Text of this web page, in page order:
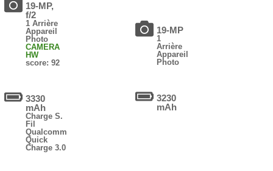
19-MP,
f/2
1 Arrière
Appareil
Photo
CAMERA
HW
score: 92
3330
mAh
Charge S.
Fil
Qualcomm
Quick
Charge 3.0
19-MP
1
Arrière
Appareil
Photo
3230
mAh